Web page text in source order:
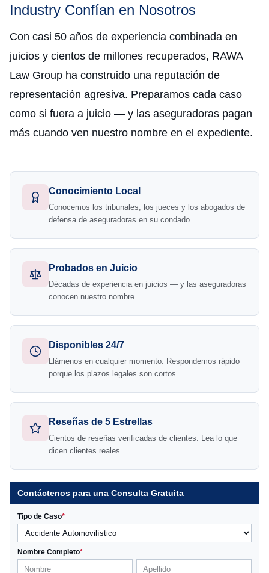
Industry Confían en Nosotros
Con casi 50 años de experiencia combinada en
juicios y cientos de millones recuperados, RAWA
Law Group ha construido una reputación de
representación agresiva. Preparamos cada caso
como si fuera a juicio — y las aseguradoras pagan
más cuando ven nuestro nombre en el expediente.
Conocimiento Local
Conocemos los tribunales, los jueces y los abogados de
defensa de aseguradoras en su condado.
Probados en Juicio
Décadas de experiencia en juicios — y las aseguradoras
conocen nuestro nombre.
Disponibles 24/7
Llámenos en cualquier momento. Respondemos rápido
porque los plazos legales son cortos.
Reseñas de 5 Estrellas
Cientos de reseñas verificadas de clientes. Lea lo que
dicen clientes reales.
Contáctenos para una Consulta Gratuita
Tipo de Caso*
Nombre Completo*